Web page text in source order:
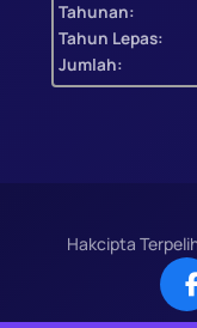
Tahunan:
Tahun Lepas:
Jumlah:
Hakcipta